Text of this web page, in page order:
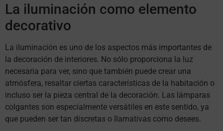
La iluminación como elemento
decorativo
La iluminación es uno de los aspectos más importantes de
la decoración de interiores. No sólo proporciona la luz
necesaria para ver, sino que también puede crear una
atmósfera, resaltar ciertas características de la habitación o
incluso ser la pieza central de la decoración. Las lámparas
colgantes son especialmente versátiles en este sentido, ya
que pueden ser tan discretas o llamativas como desees.